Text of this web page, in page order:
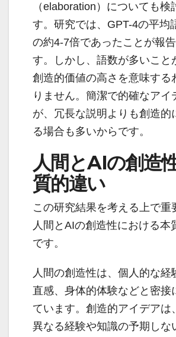
（elaboration）についても検
す。研究では、GPT-4の平均
の約4-7倍であったことが報
す。しかし、語数が多いこと
創造的価値の高さを意味する
りません。簡潔で的確なアイ
が、冗長な説明よりも創造的
る場合も多いからです。
人間とAIの創造
質的違い
この研究結果を考える上で重
人間とAIの創造性における本
です。
人間の創造性は、個人的な経
直感、身体的体験などと密接
ています。創造的アイデアは
異なる経験や知識の予期しな